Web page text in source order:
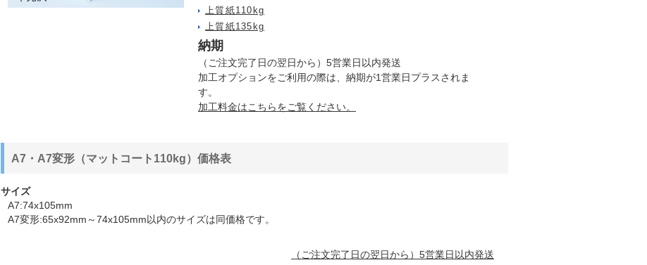
上質紙110kg
上質紙135kg
納期
（ご注文完了日の翌日から）5営業日以内発送
加工オプションをご利用の際は、納期が1営業日プラスされま
す。
加工料金はこちらをご覧ください。
A7・A7変形（マットコート110kg）価格表
サイズ
A7:74x105mm
A7変形:65x92mm～74x105mm以内のサイズは同価格です。
（ご注文完了日の翌日から）5営業日以内発送